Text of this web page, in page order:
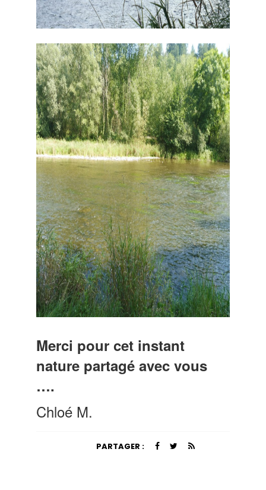
Merci pour cet instant
nature partagé avec vous
….
Chloé M.
PARTAGER :